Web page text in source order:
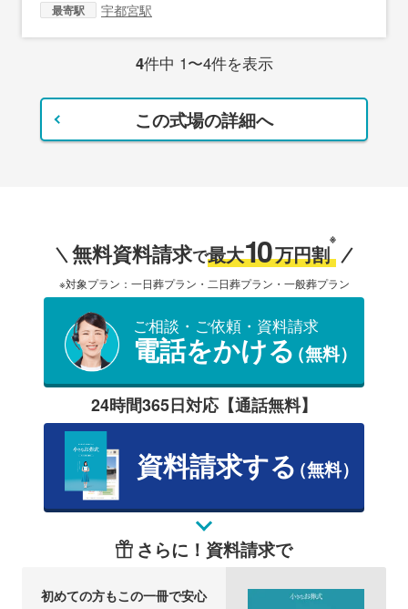
最寄駅 宇都宮駅
4件中 1〜4件を表示
この式場の詳細へ
無料資料請求で最大10万円割
※
※対象プラン：一日葬プラン・二日葬プラン・一般葬プラン
ご相談・ご依頼・資料請求
電話をかける（無料）
24時間365日対応【通話無料】
資料請求する（無料）
さらに！資料請求で
初めての方もこの一冊で安心